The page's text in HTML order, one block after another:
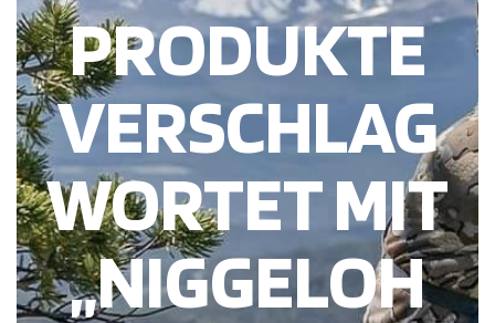
PRODUKTE
VERSCHLAG
WORTET MIT
„NIGGELOH